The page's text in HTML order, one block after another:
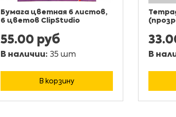
Бумага цветная 6 листов,
6 цветов ClipStudio
55.00 руб
В наличии: 35 шт
В корзину
В